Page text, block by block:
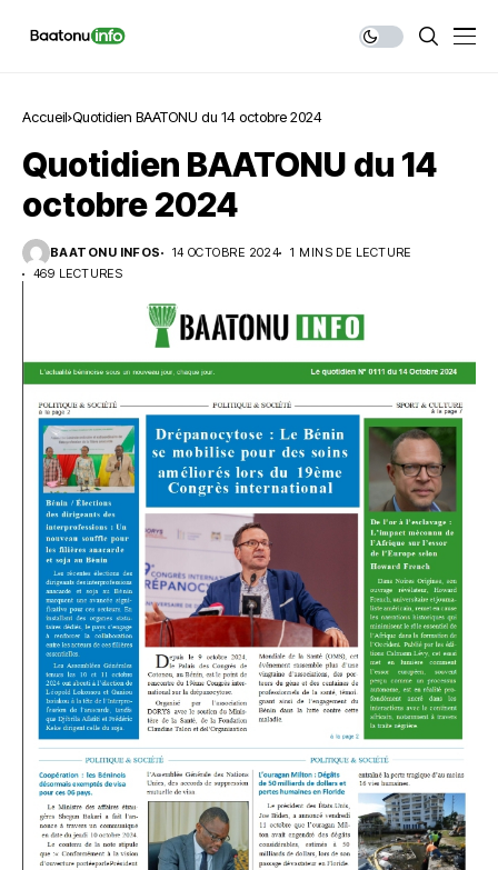
Accueil Quotidien BAATONU du 14 octobre 2024
Quotidien BAATONU du 14
octobre 2024
BAATONU INFOS 14 OCTOBRE 2024
1 MINS DE LECTURE
469 LECTURES